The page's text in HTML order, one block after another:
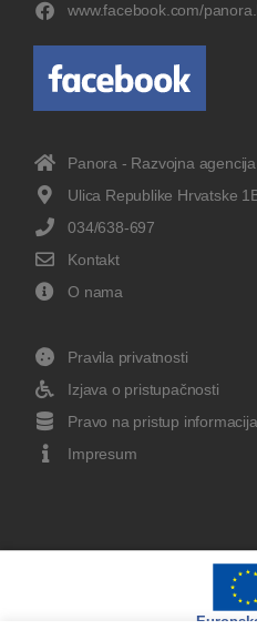
www.facebook.com/
Panora - Razvojna
Ulica Republike Hrvatske
034/638-697
Kontakt
O nama
Pravila privatnosti
Izjava o pristupačnosti
Pravo na pristup
Impresum